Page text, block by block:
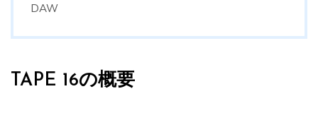
DAW
TAPE 16の概要